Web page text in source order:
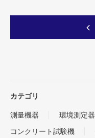
カテゴリ
測量機器 環境測定器
コンクリート試験機